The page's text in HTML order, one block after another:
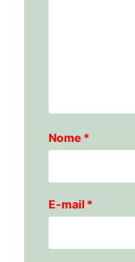
Nome *
E-mail *